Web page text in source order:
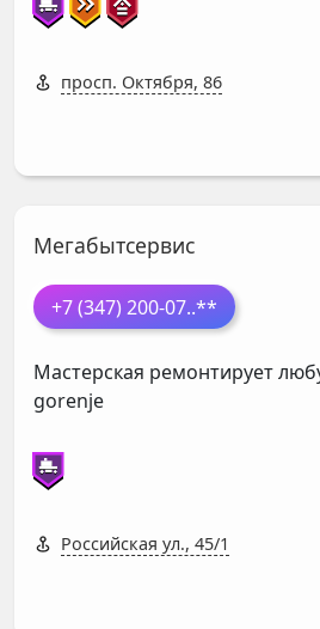
просп. Октября, 86
Мегабытсервис
+7 (347) 200-07..**
Мастерская ремонтирует
gorenje
Российская ул., 45/1